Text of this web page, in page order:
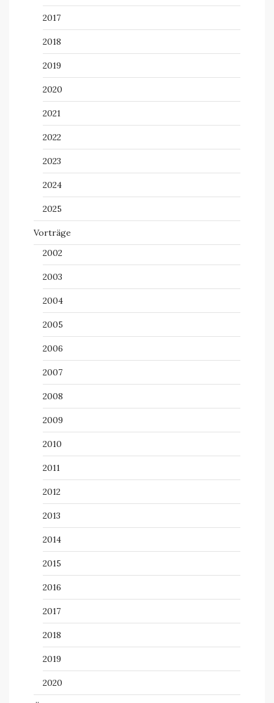
2017
2018
2019
2020
2021
2022
2023
2024
2025
Vorträge
2002
2003
2004
2005
2006
2007
2008
2009
2010
2011
2012
2013
2014
2015
2016
2017
2018
2019
2020